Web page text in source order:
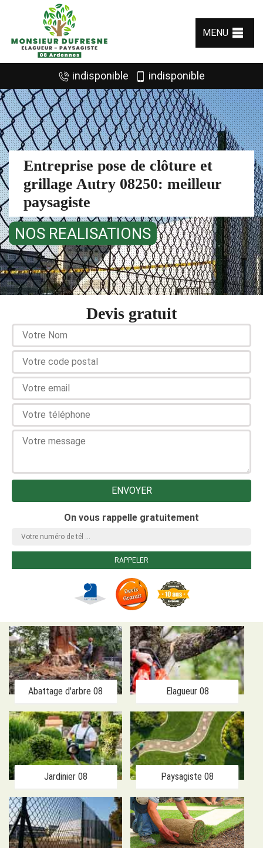
MENU
indisponible indisponible
Entreprise pose de clôture et
grillage Autry 08250: meilleur
paysagiste
NOS REALISATIONS
Devis gratuit
On vous rappelle gratuitement
Abattage d'arbre 08 Elagueur 08
Jardinier 08 Paysagiste 08